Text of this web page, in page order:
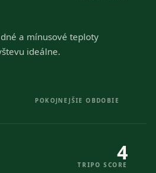
a mínusové teploty
ideálne.
POKOJNEJŠIE OBDOBIE
4
TRIPO SCORE